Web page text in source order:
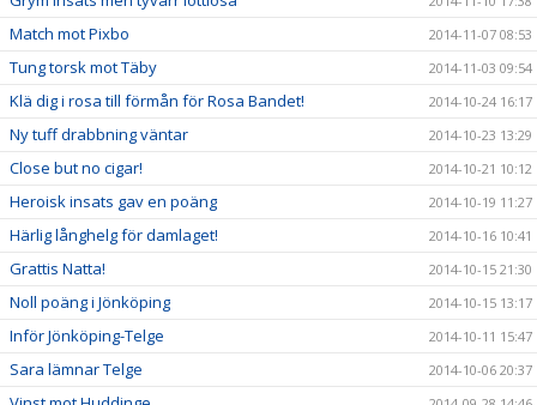
Match mot Pixbo 2014-11-07 08:53
Tung torsk mot Täby 2014-11-03 09:54
Klä dig i rosa till förmån för Rosa Bandet! 2014-10-24 16:17
Ny tuff drabbning väntar 2014-10-23 13:29
Close but no cigar! 2014-10-21 10:12
Heroisk insats gav en poäng 2014-10-19 11:27
Härlig långhelg för damlaget! 2014-10-16 10:41
Grattis Natta! 2014-10-15 21:30
Noll poäng i Jönköping 2014-10-15 13:17
Inför Jönköping-Telge 2014-10-11 15:47
Sara lämnar Telge 2014-10-06 20:37